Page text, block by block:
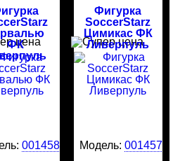
ФК
0014581
Фигурка
SoccerStarz
Цимикас ФК
Ливерпуль
Модель: 0014577